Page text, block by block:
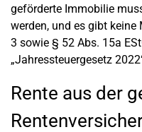
geförderte Immobilie
werden, und es gibt keine
3 sowie § 52 Abs. 15a
„Jahressteuergesetz
Rente aus der